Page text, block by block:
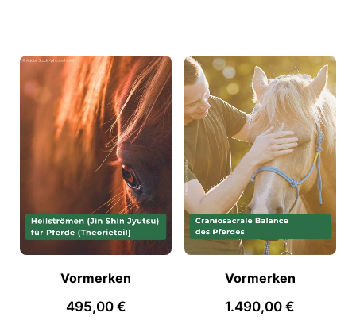
Vormerken
495,00 €
Vormerken
1.490,00€